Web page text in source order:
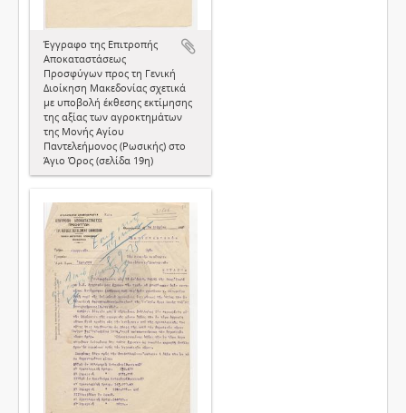
Έγγραφο της Επιτροπής
Αποκαταστάσεως
Προσφύγων προς τη Γενική
Διοίκηση Μακεδονίας σχετικά
με υποβολή έκθεσης εκτίμησης
της αξίας των αγροκτημάτων
της Μονής Αγίου
Παντελεήμονος (Ρωσικής) στο
Άγιο Όρος (σελίδα 19η)